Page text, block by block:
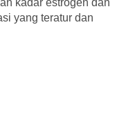
yang teratur dan